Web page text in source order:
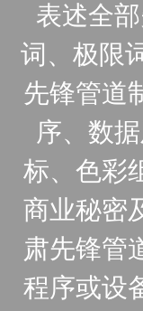
表述全
词、极限
先锋管道
序、数
标、色彩
商业秘密
肃先锋管
程序或设